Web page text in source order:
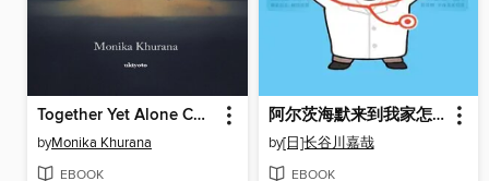
Together Yet Alone Chinese Version | 印度婚姻中的沉默生活
byMonika Khurana
EBOOK
阿尔茨海默来到我家怎么办
by[日]长谷川嘉哉
EBOOK